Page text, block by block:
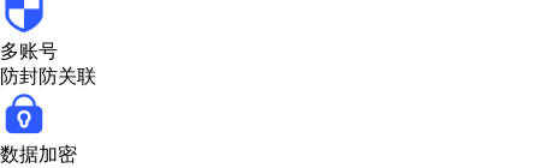
多账号
防封防关联
数据加密